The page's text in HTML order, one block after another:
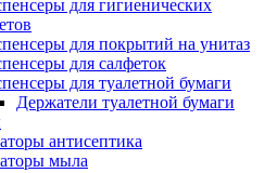
для гигиенических
для покрытий на унитаз
для салфеток
для туалетной бумаги
Держатели туалетной бумаги
антисептика
мыла